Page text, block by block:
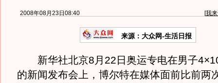
2008年08月23日08:40 [我
来源：大众网-生活日报
新华社北京8月22日奥运专电在男子
的新闻发布会上，博尔特在媒体面前比前两